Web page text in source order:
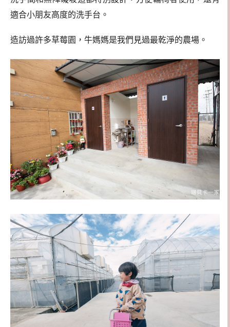
適合小朋友高度的洗手台。
造訪過許多草莓園，牛媽媽是我們見過最乾淨的農場。